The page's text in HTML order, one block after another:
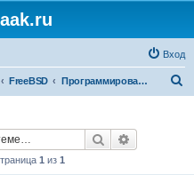
Вход
FreeBSD Программирование
Поиск
1 из 1